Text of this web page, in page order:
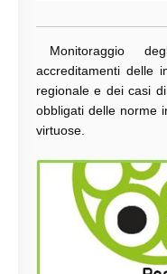
Monitoraggio
accreditamenti delle
regionale e dei casi
obbligati delle norme
virtuose.